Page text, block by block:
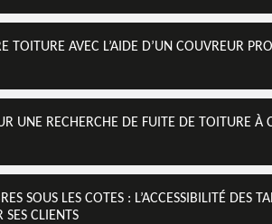
TOITURE AVEC L’AIDE D’UN COUVREUR
UNE RECHERCHE DE FUITE DE TOITURE À
SOUS LES COTES : L’ACCESSIBILITÉ DES
SES CLIENTS